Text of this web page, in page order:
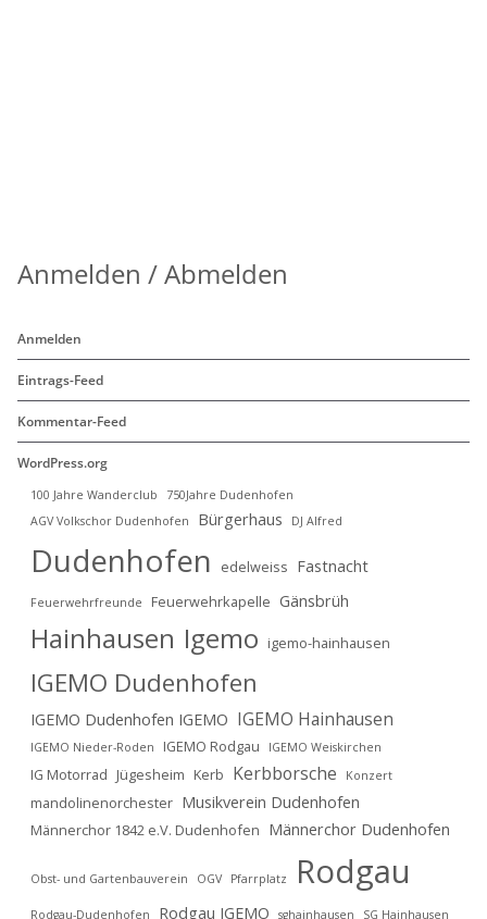
Anmelden / Abmelden
Anmelden
Eintrags-Feed
Kommentar-Feed
WordPress.org
100 Jahre Wanderclub
750Jahre Dudenhofen
AGV Volkschor Dudenhofen
Bürgerhaus DJ Alfred
Dudenhofen edelweiss Fastnacht
Feuerwehrfreunde Feuerwehrkapelle Gänsbrüh
Hainhausen Igemo igemo-hainhausen
IGEMO Dudenhofen
IGEMO Dudenhofen IGEMO IGEMO Hainhausen
IGEMO Nieder-Roden IGEMO Rodgau IGEMO Weiskirchen
IG Motorrad Jügesheim Kerb Kerbborsche Konzert
mandolinenorchester Musikverein Dudenhofen
Männerchor 1842 e.V. Dudenhofen Männerchor Dudenhofen
Obst- und Gartenbauverein OGV Pfarrplatz Rodgau
Rodgau-Dudenhofen Rodgau IGEMO sghainhausen SG Hainhausen